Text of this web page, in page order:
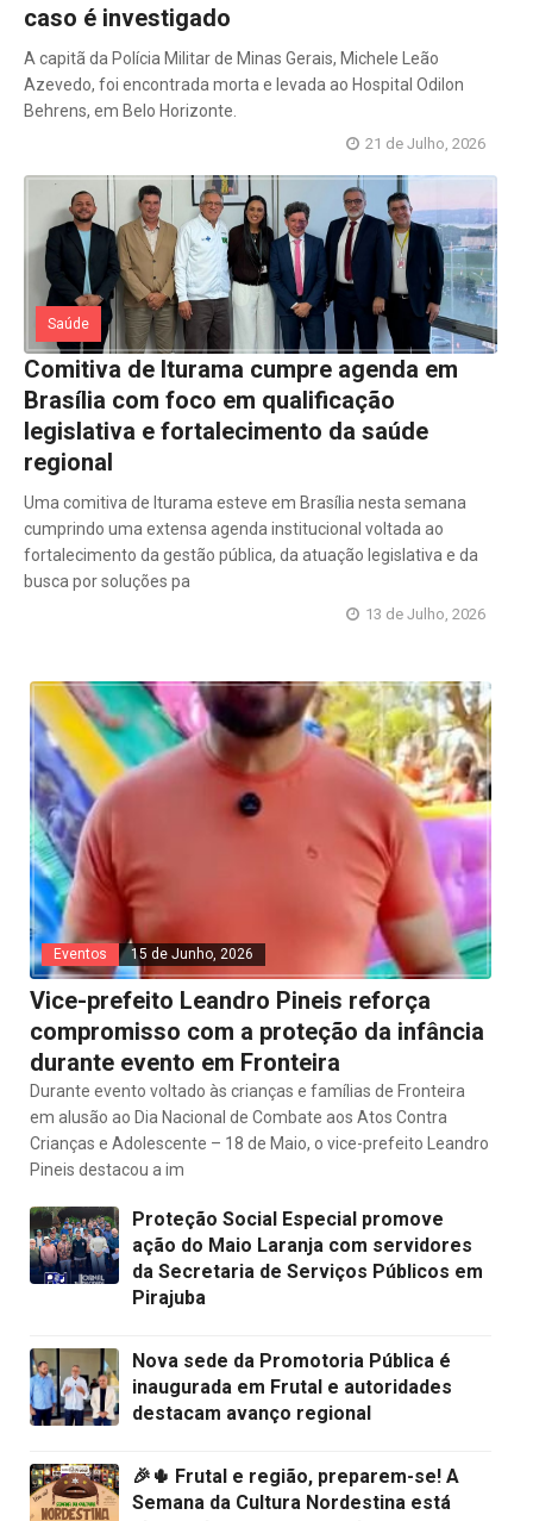
caso é investigado
A capitã da Polícia Militar de Minas Gerais, Michele Leão
Azevedo, foi encontrada morta e levada ao Hospital Odilon
Behrens, em Belo Horizonte.
21 de Julho, 2026
Saúde
Comitiva de Iturama cumpre agenda em
Brasília com foco em qualificação
legislativa e fortalecimento da saúde
regional
Uma comitiva de Iturama esteve em Brasília nesta semana
cumprindo uma extensa agenda institucional voltada ao
fortalecimento da gestão pública, da atuação legislativa e da
busca por soluções pa
13 de Julho, 2026
Eventos 15 de Junho, 2026
Vice-prefeito Leandro Pineis reforça
compromisso com a proteção da infância
durante evento em Fronteira
Durante evento voltado às crianças e famílias de Fronteira
em alusão ao Dia Nacional de Combate aos Atos Contra
Crianças e Adolescente – 18 de Maio, o vice-prefeito Leandro
Pineis destacou a im
Proteção Social Especial promove
ação do Maio Laranja com servidores
da Secretaria de Serviços Públicos em
Pirajuba
Nova sede da Promotoria Pública é
inaugurada em Frutal e autoridades
destacam avanço regional
🎉🌵 Frutal e região, preparem-se! A
Semana da Cultura Nordestina está